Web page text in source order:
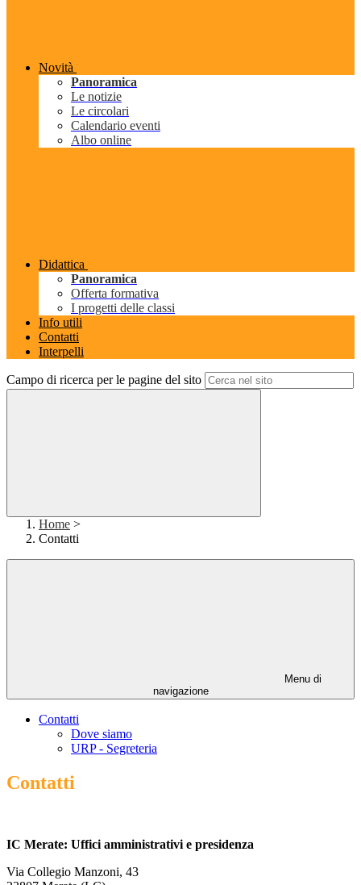
Novità
Panoramica
Le notizie
Le circolari
Calendario eventi
Albo online
Didattica
Panoramica
Offerta formativa
I progetti delle classi
Info utili
Contatti
Interpelli
Campo di ricerca per le pagine del sito
Home >
Contatti
Menu di
navigazione
Contatti
Dove siamo
URP - Segreteria
Contatti
IC Merate: Uffici amministrativi e presidenza
Via Collegio Manzoni, 43